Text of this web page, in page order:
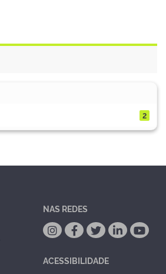
2
NAS REDES
ACESSIBILIDADE